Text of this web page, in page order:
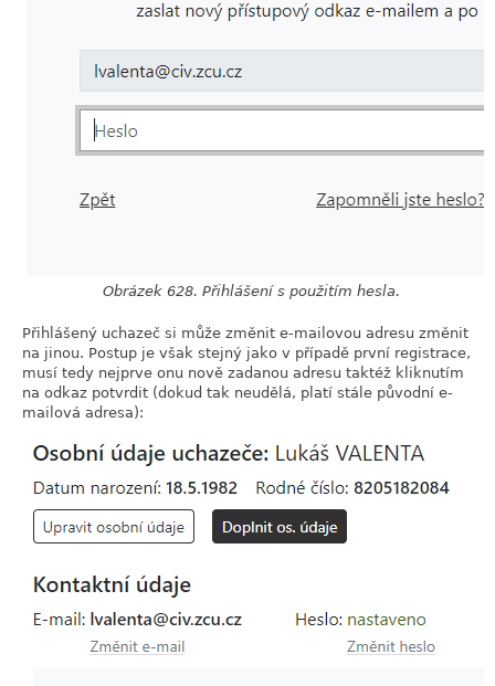
Obrázek 628. Přihlášení s použitím hesla.
Přihlášený uchazeč si může změnit e-mailovou adresu změnit
na jinou. Postup je však stejný jako v případě první registrace,
musí tedy nejprve onu nově zadanou adresu taktéž kliknutím
na odkaz potvrdit (dokud tak neudělá, platí stále původní e-
mailová adresa):